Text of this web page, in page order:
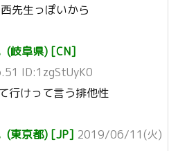
先生っぽいから
(岐阜県) [CN]
ID:1zgStUyK0
行けって言う排他性
(東京都) [JP] 2019/06/11(火)